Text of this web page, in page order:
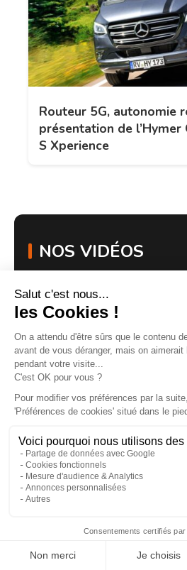
Routeur 5G, autonomie
présentation de l’Hymer
S Xperience
NOS VIDÉOS
Routeur 5G, autonomie
présentation de l’Hymer
Xperience